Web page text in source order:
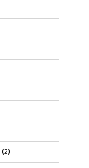
(2)